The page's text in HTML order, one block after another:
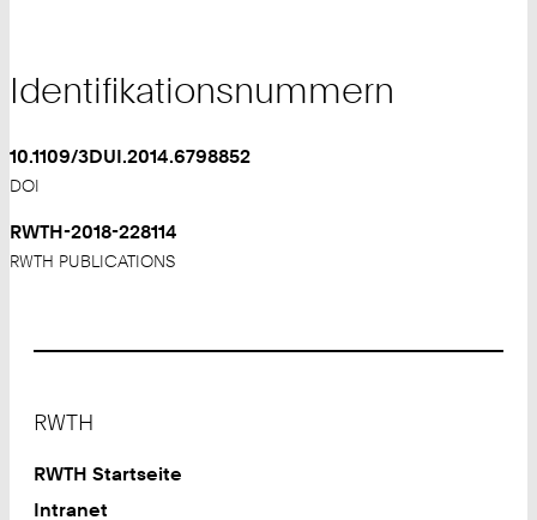
Identifikationsnummern
10.1109/3DUI.2014.6798852
DOI
RWTH-2018-228114
RWTH PUBLICATIONS
RWTH
RWTH Startseite
Intranet